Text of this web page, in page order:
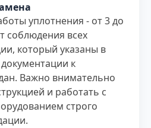
уплотнения - от 3 до
соблюдения всех
который указаны в
к
Важно внимательно
и работать с
строго